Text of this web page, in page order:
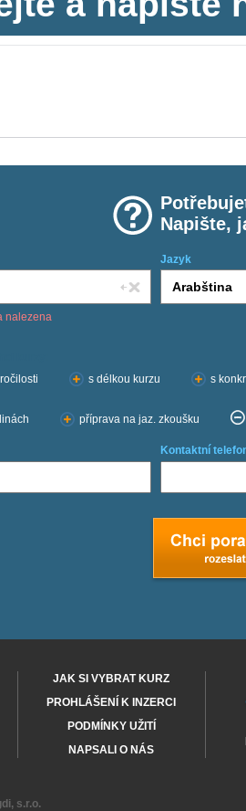
Napište,
Jazyk
nalezena
s délkou kurzu s
příprava na jaz. zkoušku
Kontaktní
JAK SI VYBRAT KURZ
PROHLÁŠENÍ K INZERCI
PODMÍNKY UŽITÍ
NAPSALI O NÁS
s.r.o.